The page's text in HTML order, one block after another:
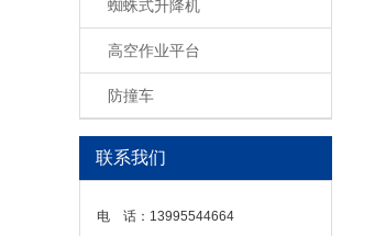
蜘蛛式升降机
高空作业平台
防撞车
联系我们
电 话： 13995544664